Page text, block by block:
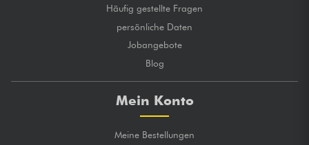
Häufig gestellte Fragen
persönliche Daten
Jobangebote
Blog
Mein Konto
Meine Bestellungen